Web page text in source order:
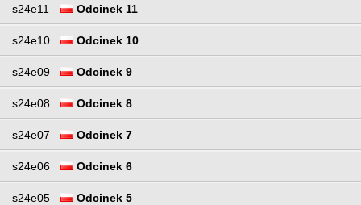
s24e11 Odcinek 11
s24e10 Odcinek 10
s24e09 Odcinek 9
s24e08 Odcinek 8
s24e07 Odcinek 7
s24e06 Odcinek 6
s24e05 Odcinek 5